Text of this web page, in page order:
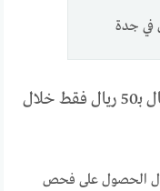
في جدة
1. حجز كشفية الأسنان للكبار والأطفال بـ50 ريال فقط خلال
الحصول على فحص